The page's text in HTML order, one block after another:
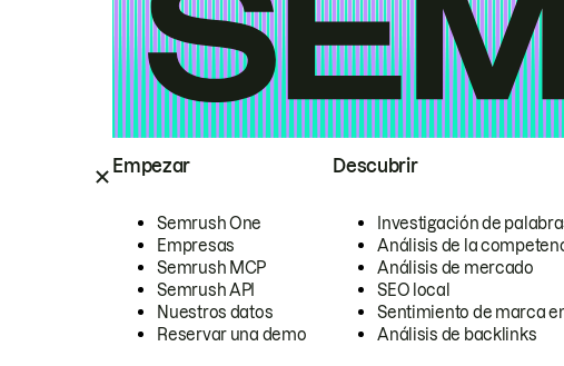
Empezar
Semrush One
Empresas
Semrush MCP
Semrush API
Nuestros datos
Reservar una demo
Descubrir
Investigación de
Análisis de la
Análisis de mercado
SEO local
Sentimiento de marca
Análisis de backlinks